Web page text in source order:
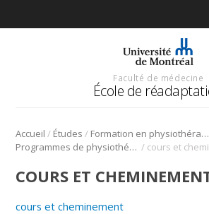
Faculté de médecine
École de
Accueil / Études / Formation en physiothérapie
Programmes de physiothérapie avancée en neuro-musculosquelettique / cours et
COURS ET
cours et cheminement